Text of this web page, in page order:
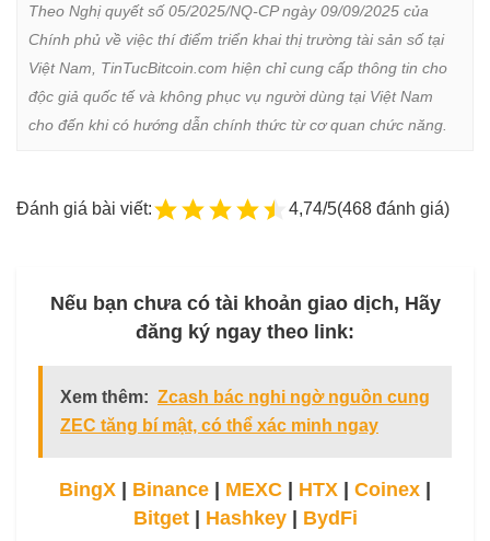
Theo Nghị quyết số 05/2025/NQ-CP ngày 09/09/2025 của
Chính phủ về việc thí điểm triển khai thị trường tài sản số tại
Việt Nam, TinTucBitcoin.com hiện chỉ cung cấp thông tin cho
độc giả quốc tế và không phục vụ người dùng tại Việt Nam
cho đến khi có hướng dẫn chính thức từ cơ quan chức năng.
Đánh giá bài viết: 4,74/5(468 đánh giá)
Nếu bạn chưa có tài khoản giao dịch, Hãy
đăng ký ngay theo link:
Xem thêm: Zcash bác nghi ngờ nguồn cung
ZEC tăng bí mật, có thể xác minh ngay
BingX | Binance | MEXC | HTX | Coinex |
Bitget| Hashkey| BydFi